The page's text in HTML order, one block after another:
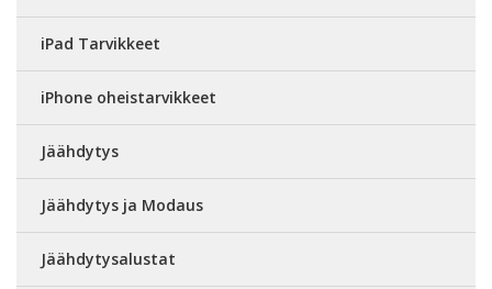
iPad Tarvikkeet
iPhone oheistarvikkeet
Jäähdytys
Jäähdytys ja Modaus
Jäähdytysalustat